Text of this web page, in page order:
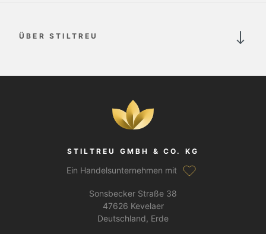
ÜBER STILTREU
STILTREU GMBH & CO. KG
Ein Handelsunternehmen mit
Sonsbecker Straße 38
47626 Kevelaer
Deutschland, Erde